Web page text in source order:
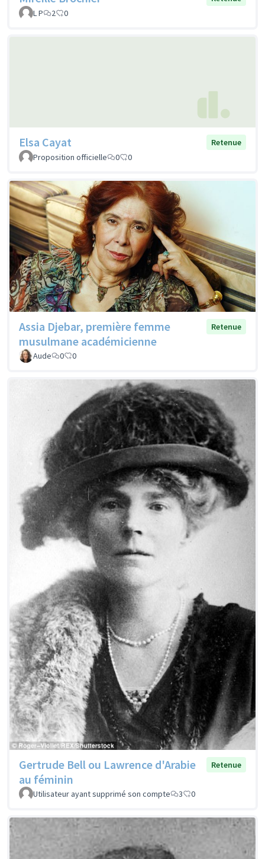
L P
2 0
Elsa Cayat
Retenue
Proposition officielle
0 0
Assia Djebar, première femme
musulmane académicienne
Retenue
Aude 0 0
Gertrude Bell ou Lawrence d'Arabie
au féminin
Retenue
Utilisateur ayant supprimé son compte 3 0